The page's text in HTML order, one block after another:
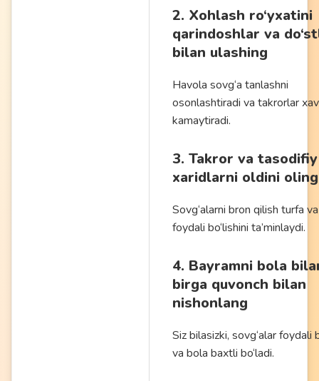
2. Xohlash ro‘yxatini
qarindoshlar va
bilan ulashing
Havola sovg‘a tanlashni
osonlashtiradi va takrorlar
kamaytiradi.
3. Takror va tasodifiy
xaridlarni oldini oling
Sovg‘alarni bron qilish turfa va
foydali bo‘lishini ta’minlaydi.
4. Bayramni bola
birga quvonch bilan
nishonlang
Siz bilasizki, sovg‘alar foydali
va bola baxtli bo‘ladi.